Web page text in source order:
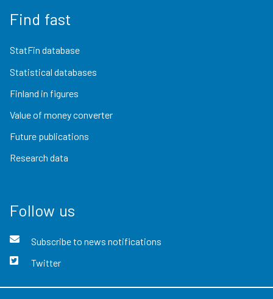
Find fast
StatFin database
Statistical databases
Finland in figures
Value of money converter
Future publications
Research data
Follow us
Subscribe to news notifications
Twitter